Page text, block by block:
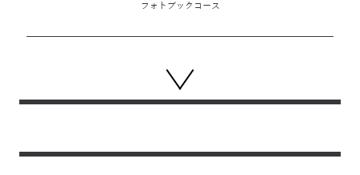
フォトブックコース